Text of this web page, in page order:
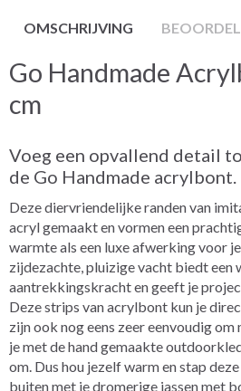
OMSCHRIJVING
Go Handmade
cm
Voeg een opvallend detail
de Go Handmade acrylbont.
Deze diervriendelijke randen van
acryl gemaakt en vormen een
warmte als een luxe afwerking voor
zijdezachte, pluizige vacht biedt een
aantrekkingskracht en geeft je
Deze strips van acrylbont kun je
zijn ook nog eens zeer eenvoudig
je met de hand gemaakte
om. Dus hou jezelf warm en stap
buiten met je dromerige jassen met